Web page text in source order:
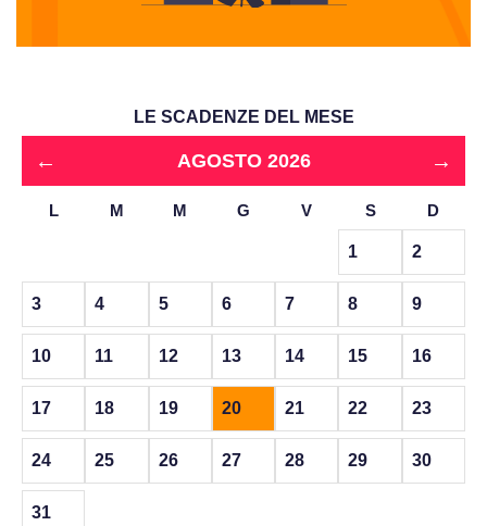
LE SCADENZE DEL MESE
← AGOSTO 2026 →
L M M G V S D
1 2
3 4 5 6 7 8 9
10 11 12 13 14 15 16
17 18 19 20 21 22 23
24 25 26 27 28 29 30
31